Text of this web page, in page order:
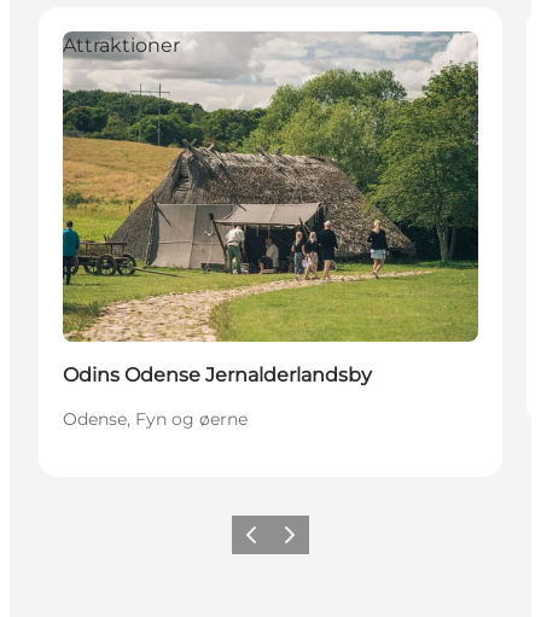
Attraktioner
Odins Odense Jernalderlandsby
Odense, Fyn og øerne
ForrigeNæste